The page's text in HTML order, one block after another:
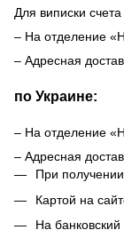
Для виписки
– На отделение
– Адресная
по Украине:
– На отделение
– Адресная
При
Картой на
На банковский